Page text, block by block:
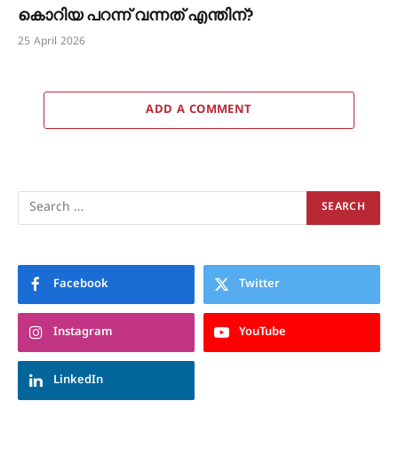
കൊറിയ പറന്ന് വന്നത് എന്തിന്?
25 April 2026
ADD A COMMENT
Facebook Twitter
Instagram YouTube
LinkedIn